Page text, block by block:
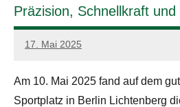
Präzision, Schnellkraft
17. Mai 2025
admin
Am 10. Mai 2025 fand auf dem
Sportplatz in Berlin Lichtenberg